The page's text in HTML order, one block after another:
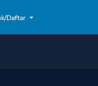
Daftar